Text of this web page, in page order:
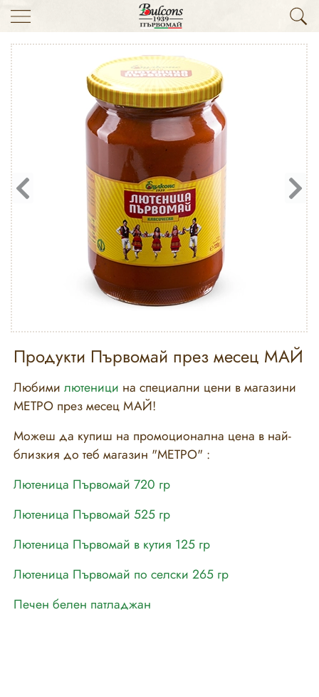
Продукти Първомай през месец МАЙ
Любими лютеници на специални цени в магазини
МЕТРО през месец МАЙ!
Можеш да купиш на промоционална цена в най-
близкия до теб магазин "МЕТРО" :
Лютеница Първомай 720 гр
Лютеница Първомай 525 гр
Лютеница Първомай в кутия 125 гр
Лютеница Първомай по селски 265 гр
Печен белен патладжан